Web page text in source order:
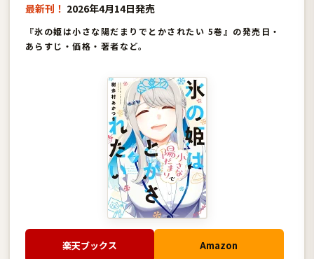
最新刊！ 2026年4月14日発売
『氷の姫は小さな陽だまりでとかされたい 5巻』の発売日・
あらすじ・価格・著者など。
楽天ブックス Amazon